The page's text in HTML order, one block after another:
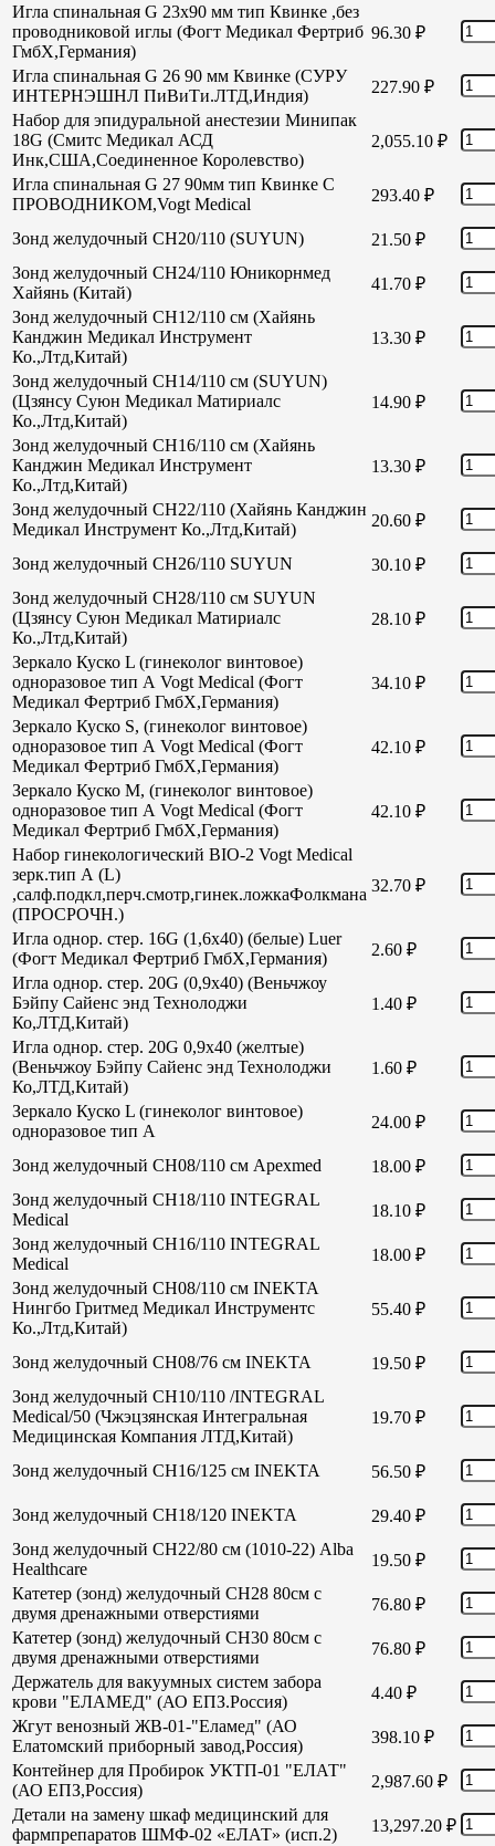
Игла спинальная G 23х90 мм тип Квинке ,без
проводниковой иглы (Фогт Медикал Фертриб
ГмбХ,Германия)
96.30 ₽
Игла спинальная G 26 90 мм Квинке (СУРУ
ИНТЕРНЭШНЛ ПиВиТи.ЛТД,Индия)
227.90 ₽
Набор для эпидуральной анестезии Минипак
18G (Смитс Медикал АСД
Инк,США,Соединенное Королевство)
2,055.10 ₽
Игла спинальная G 27 90мм тип Квинке С
ПРОВОДНИКОМ,Vogt Medical
293.40 ₽
Зонд желудочный СН20/110 (SUYUN) 21.50 ₽
Зонд желудочный СН24/110 Юникорнмед
Хайянь (Китай)
41.70 ₽
Зонд желудочный CH12/110 см (Хайянь
Канджин Медикал Инструмент
Ко.,Лтд,Китай)
13.30 ₽
Зонд желудочный CH14/110 см (SUYUN)
(Цзянсу Суюн Медикал Матириалс
Ко.,Лтд,Китай)
14.90 ₽
Зонд желудочный CH16/110 см (Хайянь
Канджин Медикал Инструмент
Ко.,Лтд,Китай)
13.30 ₽
Зонд желудочный СН22/110 (Хайянь Канджин
Медикал Инструмент Ко.,Лтд,Китай)
20.60 ₽
Зонд желудочный СН26/110 SUYUN 30.10 ₽
Зонд желудочный СН28/110 см SUYUN
(Цзянсу Суюн Медикал Матириалс
Ко.,Лтд,Китай)
28.10 ₽
Зеркало Куско L (гинеколог винтовое)
одноразовое тип А Vogt Medical (Фогт
Медикал Фертриб ГмбХ,Германия)
34.10 ₽
Зеркало Куско S, (гинеколог винтовое)
одноразовое тип А Vogt Medical (Фогт
Медикал Фертриб ГмбХ,Германия)
42.10 ₽
Зеркало Куско М, (гинеколог винтовое)
одноразовое тип А Vogt Medical (Фогт
Медикал Фертриб ГмбХ,Германия)
42.10 ₽
Набор гинекологический BIO-2 Vogt Medical
зерк.тип А (L)
,салф.подкл,перч.смотр,гинек.ложкаФолкмана
(ПРОСРОЧН.)
32.70 ₽
Игла однор. стер. 16G (1,6х40) (белые) Luer
(Фогт Медикал Фертриб ГмбХ,Германия)
2.60 ₽
Игла однор. стер. 20G (0,9х40) (Веньчжоу
Бэйпу Сайенс энд Технолоджи
Ко,ЛТД,Китай)
1.40 ₽
Игла однор. стер. 20G 0,9х40 (желтые)
(Веньчжоу Бэйпу Сайенс энд Технолоджи
Ко,ЛТД,Китай)
1.60 ₽
Зеркало Куско L (гинеколог винтовое)
одноразовое тип А
24.00 ₽
Зонд желудочный СН08/110 см Apexmed 18.00 ₽
Зонд желудочный СН18/110 INTEGRAL
Medical
18.10 ₽
Зонд желудочный СН16/110 INTEGRAL
Medical
18.00 ₽
Зонд желудочный СН08/110 см INEKTA
Нингбо Гритмед Медикал Инструментс
Ко.,Лтд,Китай)
55.40 ₽
Зонд желудочный СН08/76 см INEKTA 19.50 ₽
Зонд желудочный СН10/110 /INTEGRAL
Medical/50 (Чжэцзянская Интегральная
Медицинская Компания ЛТД,Китай)
19.70 ₽
Зонд желудочный СН16/125 см INEKTA 56.50 ₽
Зонд желудочный СН18/120 INEKTA 29.40 ₽
Зонд желудочный СН22/80 см (1010-22) Alba
Healthcare
19.50 ₽
Катетер (зонд) желудочный СН28 80см с
двумя дренажными отверстиями
76.80 ₽
Катетер (зонд) желудочный СН30 80см с
двумя дренажными отверстиями
76.80 ₽
Держатель для вакуумных систем забора
крови "ЕЛАМЕД" (АО ЕПЗ.Россия)
4.40 ₽
Жгут венозный ЖВ-01-"Еламед" (АО
Елатомский приборный завод,Россия)
398.10 ₽
Контейнер для Пробирок УКТП-01 "ЕЛАТ"
(АО ЕПЗ,Россия)
2,987.60 ₽
Детали на замену шкаф медицинский для
фармпрепаратов ШМФ-02 «ЕЛАТ» (исп.2)
13,297.20 ₽